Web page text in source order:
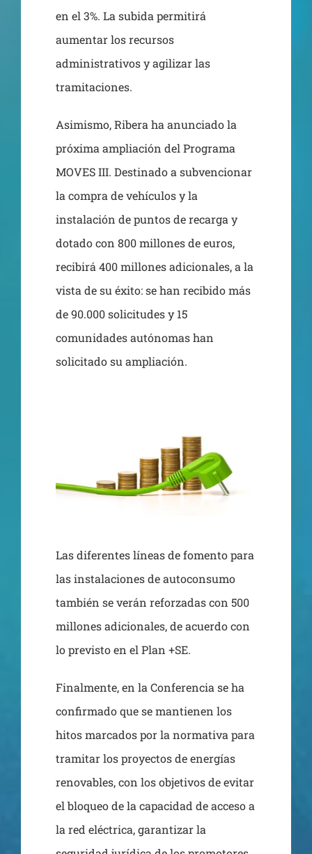
en el 3%. La subida permitirá
aumentar los recursos
administrativos y agilizar las
tramitaciones.
Asimismo, Ribera ha anunciado la
próxima ampliación del Programa
MOVES III. Destinado a subvencionar
la compra de vehículos y la
instalación de puntos de recarga y
dotado con 800 millones de euros,
recibirá 400 millones adicionales, a la
vista de su éxito: se han recibido más
de 90.000 solicitudes y 15
comunidades autónomas han
solicitado su ampliación.
Las diferentes líneas de fomento para
las instalaciones de autoconsumo
también se verán reforzadas con 500
millones adicionales, de acuerdo con
lo previsto en el Plan +SE.
Finalmente, en la Conferencia se ha
confirmado que se mantienen los
hitos marcados por la normativa para
tramitar los proyectos de energías
renovables, con los objetivos de evitar
el bloqueo de la capacidad de acceso a
la red eléctrica, garantizar la